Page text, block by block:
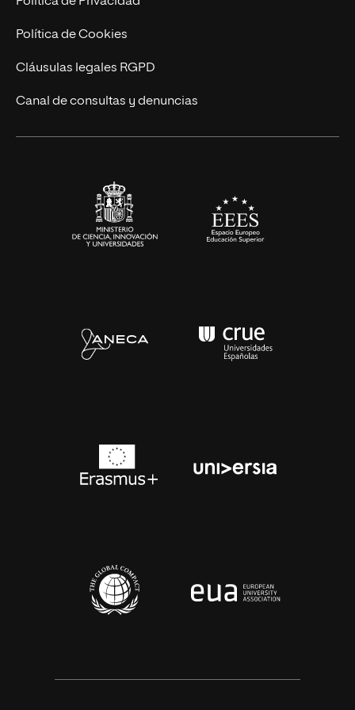
Cursos Universitarios
Actualidad
UNIR Revista
Eventos
Política de Cookies
Cláusulas legales RGPD
Canal de consultas y denuncias